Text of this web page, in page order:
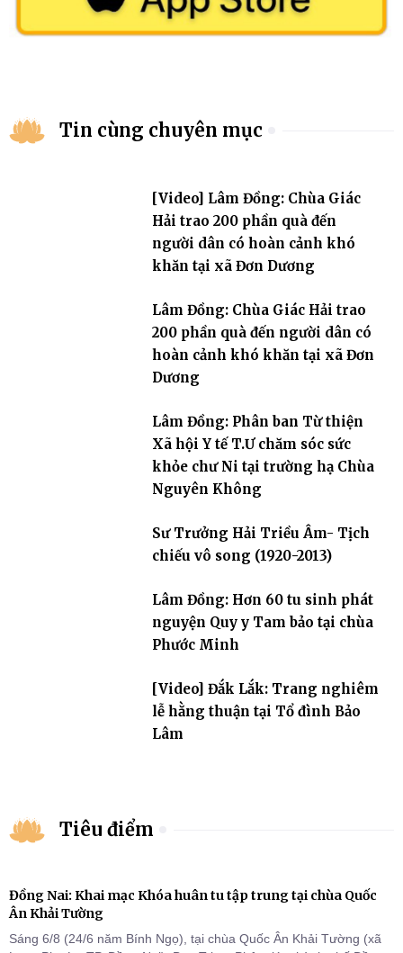
Tin cùng chuyên mục
[Video] Lâm Đồng: Chùa Giác
Hải trao 200 phần quà đến
người dân có hoàn cảnh khó
khăn tại xã Đơn Dương
Lâm Đồng: Chùa Giác Hải trao
200 phần quà đến người dân có
hoàn cảnh khó khăn tại xã Đơn
Dương
Lâm Đồng: Phân ban Từ thiện
Xã hội Y tế T.Ư chăm sóc sức
khỏe chư Ni tại trường hạ Chùa
Nguyên Không
Sư Trưởng Hải Triều Âm- Tịch
chiếu vô song (1920-2013)
Lâm Đồng: Hơn 60 tu sinh phát
nguyện Quy y Tam bảo tại chùa
Phước Minh
[Video] Đắk Lắk: Trang nghiêm
lễ hằng thuận tại Tổ đình Bảo
Lâm
Tiêu điểm
Đồng Nai: Khai mạc Khóa huân tu tập trung tại chùa Quốc
Ân Khải Tường
Sáng 6/8 (24/6 năm Bính Ngọ), tại chùa Quốc Ân Khải Tường (xã